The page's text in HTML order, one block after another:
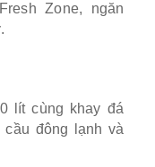
Zone, ngăn
lít cùng khay đá
đông lạnh và